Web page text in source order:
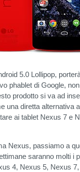
5.0 Lollipop,
phablet di Google,
prodotto si va ad
una diretta alternativa
ai tablet Nexus 7 e
Nexus, passiamo a
saranno molti i
4, Nexus 5, Nexus